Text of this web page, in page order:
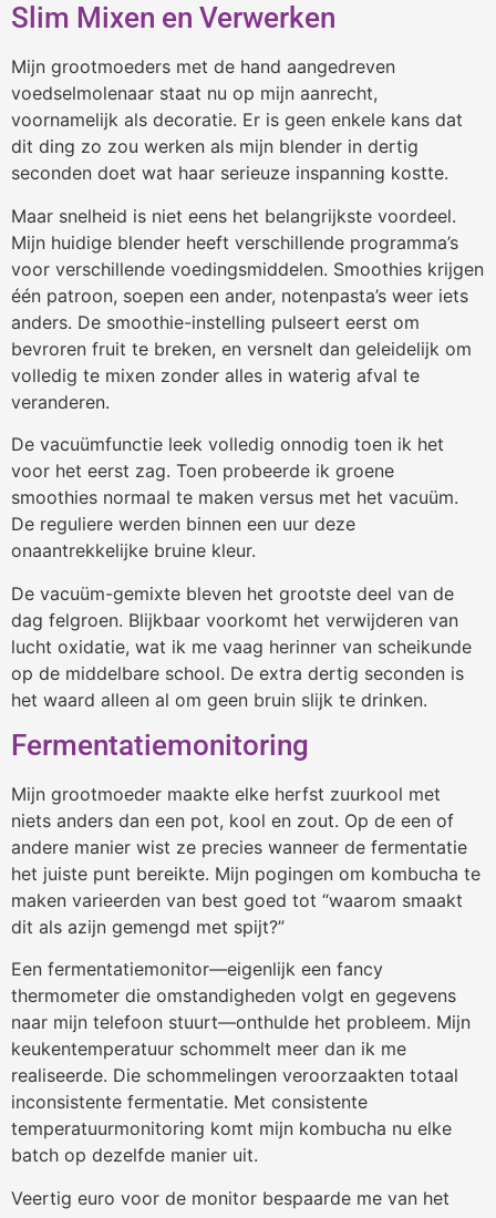
Slim Mixen en Verwerken
Mijn grootmoeders met de hand aangedreven
voedselmolenaar staat nu op mijn aanrecht,
voornamelijk als decoratie. Er is geen enkele kans dat
dit ding zo zou werken als mijn blender in dertig
seconden doet wat haar serieuze inspanning kostte.
Maar snelheid is niet eens het belangrijkste voordeel.
Mijn huidige blender heeft verschillende programma’s
voor verschillende voedingsmiddelen. Smoothies krijgen
één patroon, soepen een ander, notenpasta’s weer iets
anders. De smoothie-instelling pulseert eerst om
bevroren fruit te breken, en versnelt dan geleidelijk om
volledig te mixen zonder alles in waterig afval te
veranderen.
De vacuümfunctie leek volledig onnodig toen ik het
voor het eerst zag. Toen probeerde ik groene
smoothies normaal te maken versus met het vacuüm.
De reguliere werden binnen een uur deze
onaantrekkelijke bruine kleur.
De vacuüm-gemixte bleven het grootste deel van de
dag felgroen. Blijkbaar voorkomt het verwijderen van
lucht oxidatie, wat ik me vaag herinner van scheikunde
op de middelbare school. De extra dertig seconden is
het waard alleen al om geen bruin slijk te drinken.
Fermentatiemonitoring
Mijn grootmoeder maakte elke herfst zuurkool met
niets anders dan een pot, kool en zout. Op de een of
andere manier wist ze precies wanneer de fermentatie
het juiste punt bereikte. Mijn pogingen om kombucha te
maken varieerden van best goed tot “waarom smaakt
dit als azijn gemengd met spijt?”
Een fermentatiemonitor—eigenlijk een fancy
thermometer die omstandigheden volgt en gegevens
naar mijn telefoon stuurt—onthulde het probleem. Mijn
keukentemperatuur schommelt meer dan ik me
realiseerde. Die schommelingen veroorzaakten totaal
inconsistente fermentatie. Met consistente
temperatuurmonitoring komt mijn kombucha nu elke
batch op dezelfde manier uit.
Veertig euro voor de monitor bespaarde me van het